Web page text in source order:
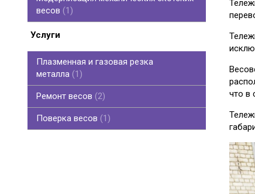
весов
1
Услуги
Плазменная и газовая резка
металла 1
Ремонт весов 2
Поверка весов 1
что в